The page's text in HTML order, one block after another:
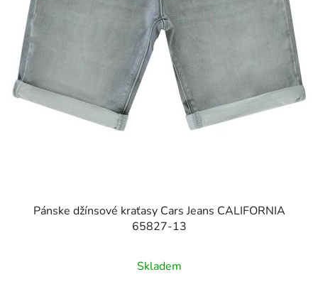
Pánske džínsové kraťasy Cars Jeans CALIFORNIA
65827-13
Skladem